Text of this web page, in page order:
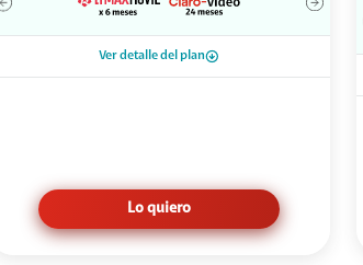
Ver detalle del plan
Lo quiero